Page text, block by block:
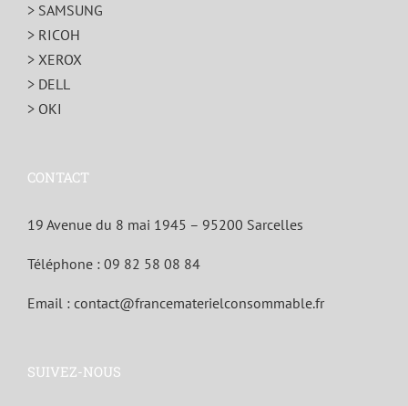
> SAMSUNG
> RICOH
> XEROX
> DELL
> OKI
CONTACT
19 Avenue du 8 mai 1945 – 95200 Sarcelles
Téléphone : 09 82 58 08 84
Email : contact@francematerielconsommable.fr
SUIVEZ-NOUS